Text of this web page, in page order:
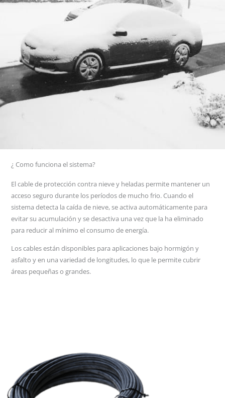
¿ Como funciona el sistema?
El cable de protección contra nieve y heladas permite mantener un
acceso seguro durante los períodos de mucho frio. Cuando el
sistema detecta la caída de nieve, se activa automáticamente para
evitar su acumulación y se desactiva una vez que la ha eliminado
para reducir al mínimo el consumo de energía.
Los cables están disponibles para aplicaciones bajo hormigón y
asfalto y en una variedad de longitudes, lo que le permite cubrir
áreas pequeñas o grandes.